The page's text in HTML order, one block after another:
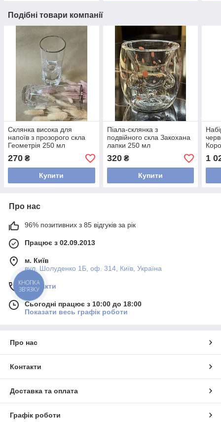
Подібні товари компанії
Склянка висока для
напоїв з прозорого скла
Геометрія 250 мл
270 ₴
Купити
Піала-склянка з
подвійного скла Закохана
лапки 250 мл
320₴
Купити
1
Про нас
96% позитивних з 85 відгуків за рік
Працює з 02.09.2013
м. Київ
вул. Шолуденко 1Б, оф. 314, Київ, Україна
Контакти
Сьогодні працює з 10:00 до 18:00
Показати весь графік роботи
Про нас
Контакти
Доставка та оплата
Графік роботи
КНОПКА
ЗВ'ЯЗКУ